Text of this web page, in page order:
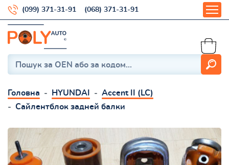
(099) 371-31-91 (068) 371-31-91
Головна HYUNDAI
Accent II (LC)
Сайлентблок задней балки